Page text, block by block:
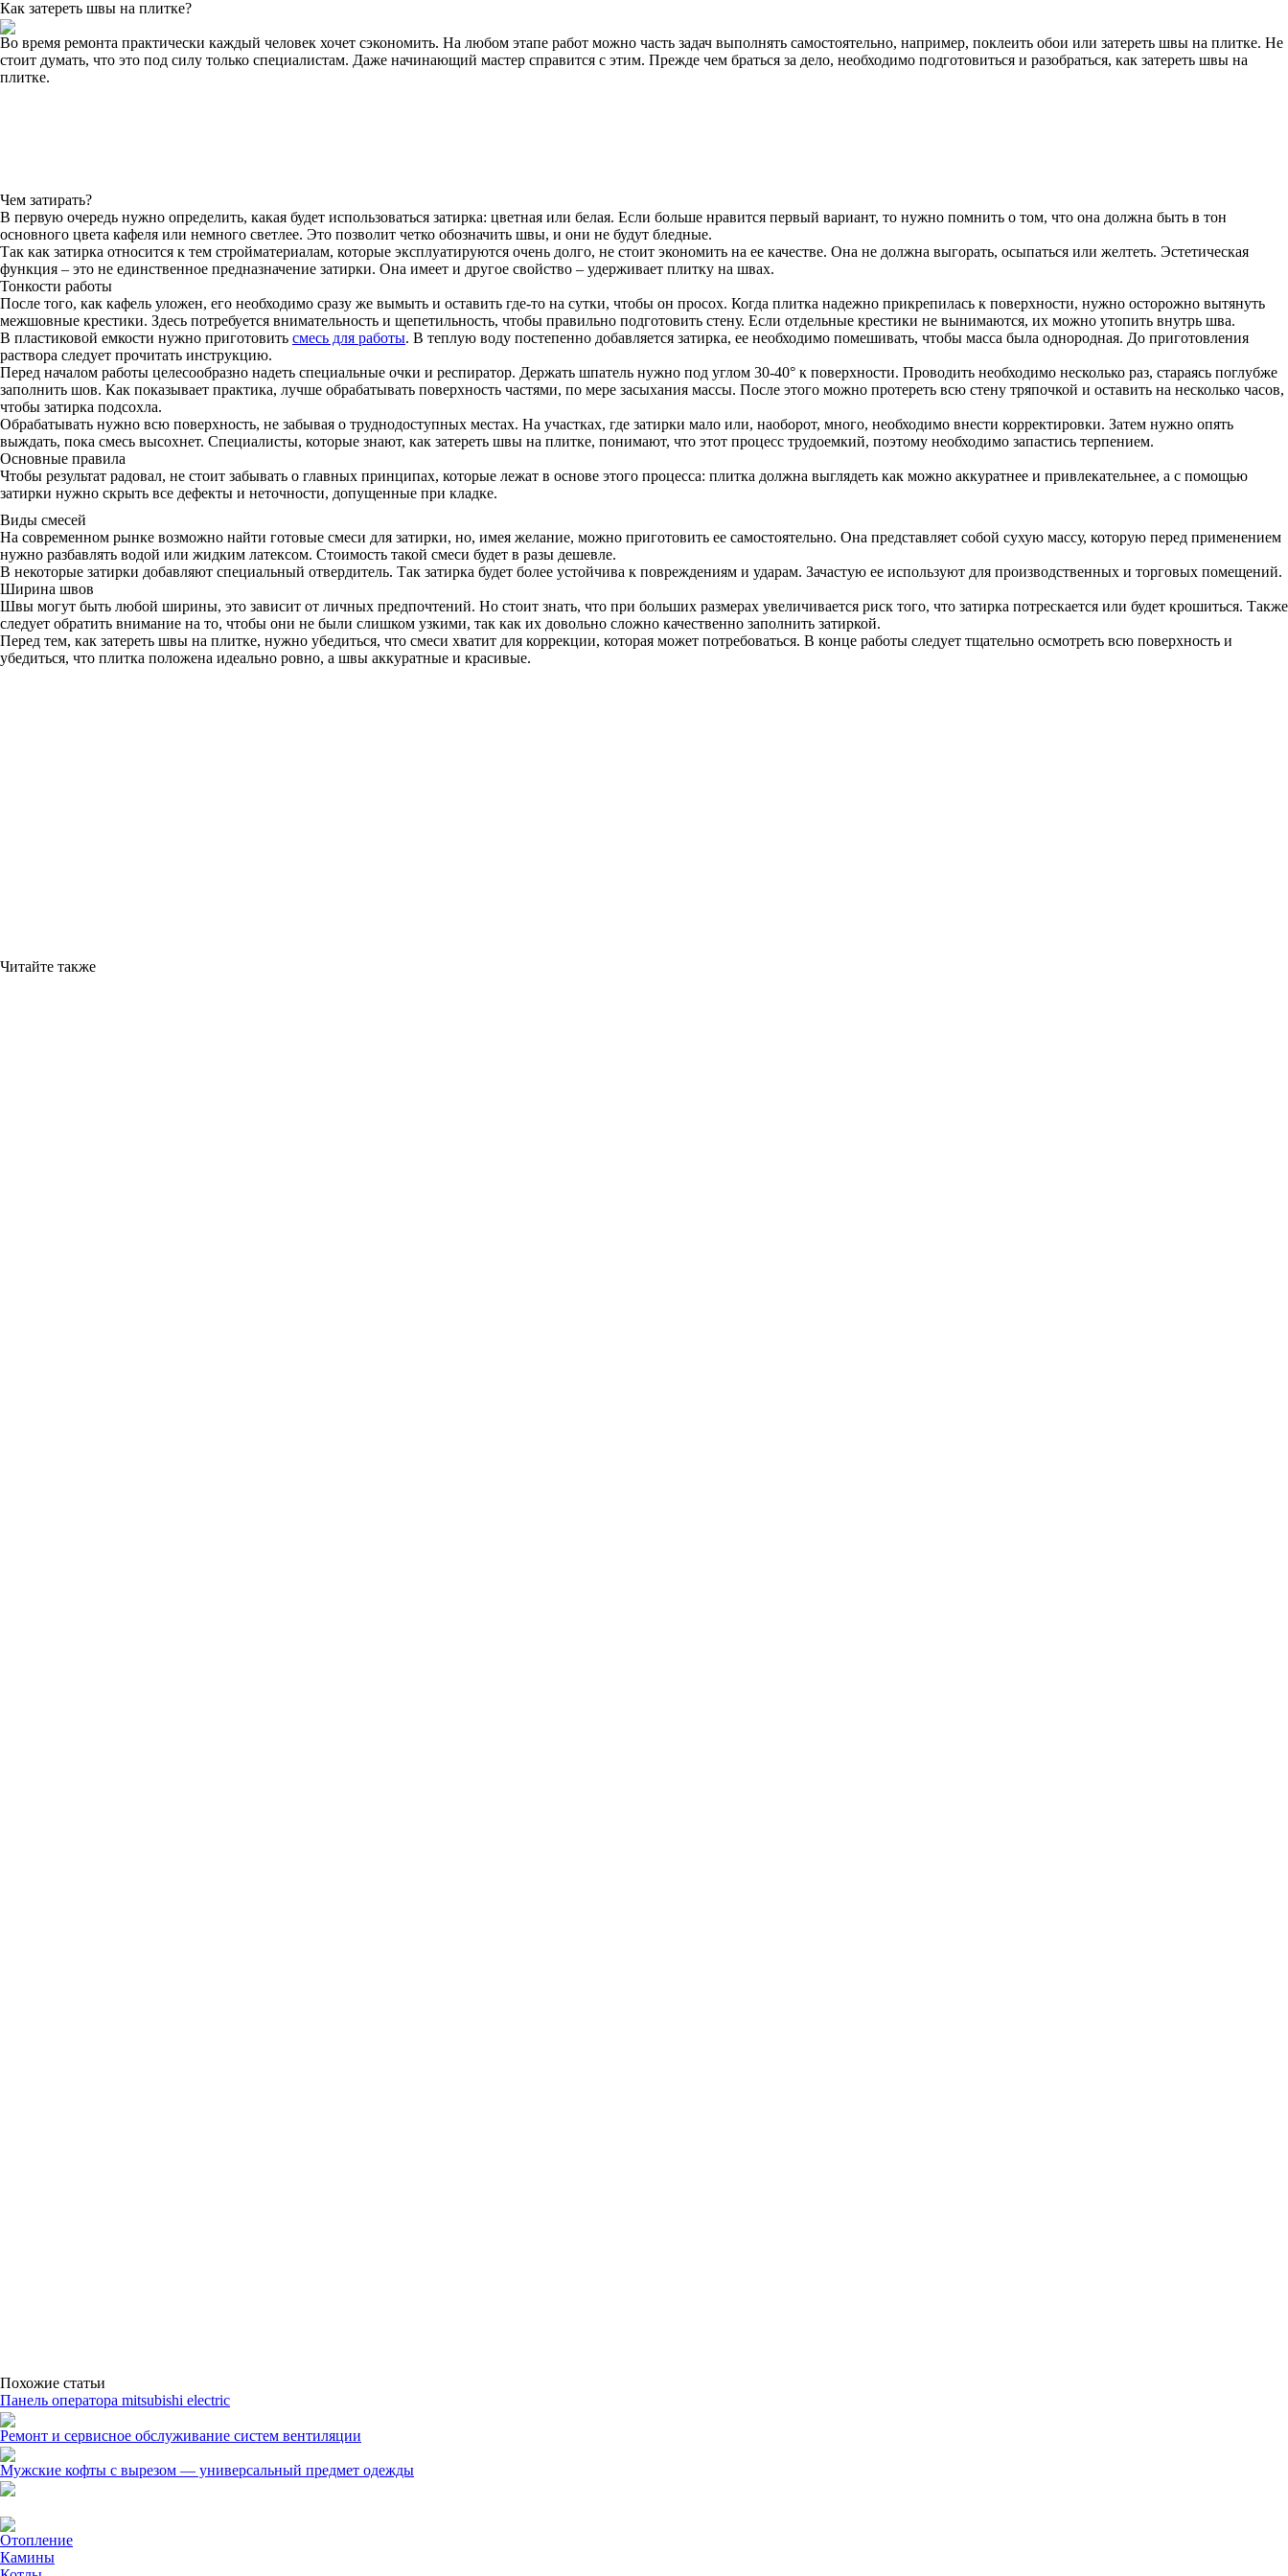
Как затереть швы на плитке?
Во время ремонта практически каждый человек хочет сэкономить. На любом этапе работ можно часть задач выполнять самостоятельно, например, поклеить обои или затереть швы на плитке. Не
стоит думать, что это под силу только специалистам. Даже начинающий мастер справится с этим. Прежде чем браться за дело, необходимо подготовиться и разобраться, как затереть швы на
плитке.
Чем затирать?
В первую очередь нужно определить, какая будет использоваться затирка: цветная или белая. Если больше нравится первый вариант, то нужно помнить о том, что она должна быть в тон
основного цвета кафеля или немного светлее. Это позволит четко обозначить швы, и они не будут бледные.
Так как затирка относится к тем стройматериалам, которые эксплуатируются очень долго, не стоит экономить на ее качестве. Она не должна выгорать, осыпаться или желтеть. Эстетическая
функция – это не единственное предназначение затирки. Она имеет и другое свойство – удерживает плитку на швах.
Тонкости работы
После того, как кафель уложен, его необходимо сразу же вымыть и оставить где-то на сутки, чтобы он просох. Когда плитка надежно прикрепилась к поверхности, нужно осторожно вытянуть
межшовные крестики. Здесь потребуется внимательность и щепетильность, чтобы правильно подготовить стену. Если отдельные крестики не вынимаются, их можно утопить внутрь шва.
В пластиковой емкости нужно приготовить смесь для работы. В теплую воду постепенно добавляется затирка, ее необходимо помешивать, чтобы масса была однородная. До приготовления
раствора следует прочитать инструкцию.
Перед началом работы целесообразно надеть специальные очки и респиратор. Держать шпатель нужно под углом 30-40° к поверхности. Проводить необходимо несколько раз, стараясь поглубже
заполнить шов. Как показывает практика, лучше обрабатывать поверхность частями, по мере засыхания массы. После этого можно протереть всю стену тряпочкой и оставить на несколько часов,
чтобы затирка подсохла.
Обрабатывать нужно всю поверхность, не забывая о труднодоступных местах. На участках, где затирки мало или, наоборот, много, необходимо внести корректировки. Затем нужно опять
выждать, пока смесь высохнет. Специалисты, которые знают, как затереть швы на плитке, понимают, что этот процесс трудоемкий, поэтому необходимо запастись терпением.
Основные правила
Чтобы результат радовал, не стоит забывать о главных принципах, которые лежат в основе этого процесса: плитка должна выглядеть как можно аккуратнее и привлекательнее, а с помощью
затирки нужно скрыть все дефекты и неточности, допущенные при кладке.
Виды смесей
На современном рынке возможно найти готовые смеси для затирки, но, имея желание, можно приготовить ее самостоятельно. Она представляет собой сухую массу, которую перед применением
нужно разбавлять водой или жидким латексом. Стоимость такой смеси будет в разы дешевле.
В некоторые затирки добавляют специальный отвердитель. Так затирка будет более устойчива к повреждениям и ударам. Зачастую ее используют для производственных и торговых помещений.
Ширина швов
Швы могут быть любой ширины, это зависит от личных предпочтений. Но стоит знать, что при больших размерах увеличивается риск того, что затирка потрескается или будет крошиться. Также
следует обратить внимание на то, чтобы они не были слишком узкими, так как их довольно сложно качественно заполнить затиркой.
Перед тем, как затереть швы на плитке, нужно убедиться, что смеси хватит для коррекции, которая может потребоваться. В конце работы следует тщательно осмотреть всю поверхность и
убедиться, что плитка положена идеально ровно, а швы аккуратные и красивые.
Читайте также
Похожие статьи
Панель оператора mitsubishi electric
Ремонт и сервисное обслуживание систем вентиляции
Мужские кофты с вырезом — универсальный предмет одежды
Отопление
Камины